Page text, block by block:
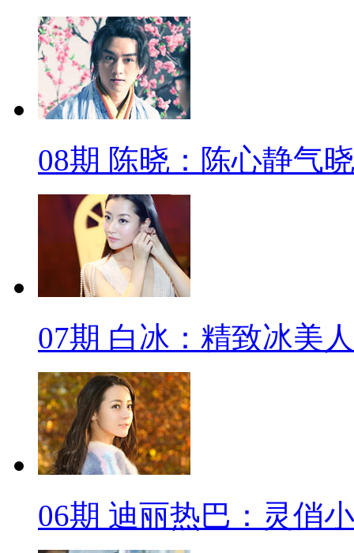
08期 陈晓：陈心静气
07期 白冰：精致冰美人
06期 迪丽热巴：灵俏